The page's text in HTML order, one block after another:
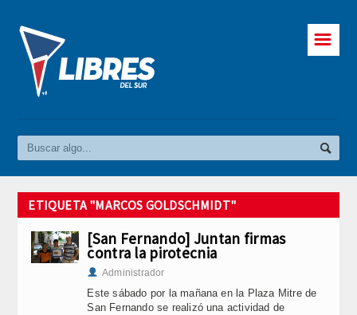
☰
ETIQUETA "MARCOS GOLDSCHMIDT"
[San Fernando] Juntan firmas
contra la pirotecnia
Administrador
Este sábado por la mañana en la Plaza Mitre de
San Fernando se realizó una actividad de